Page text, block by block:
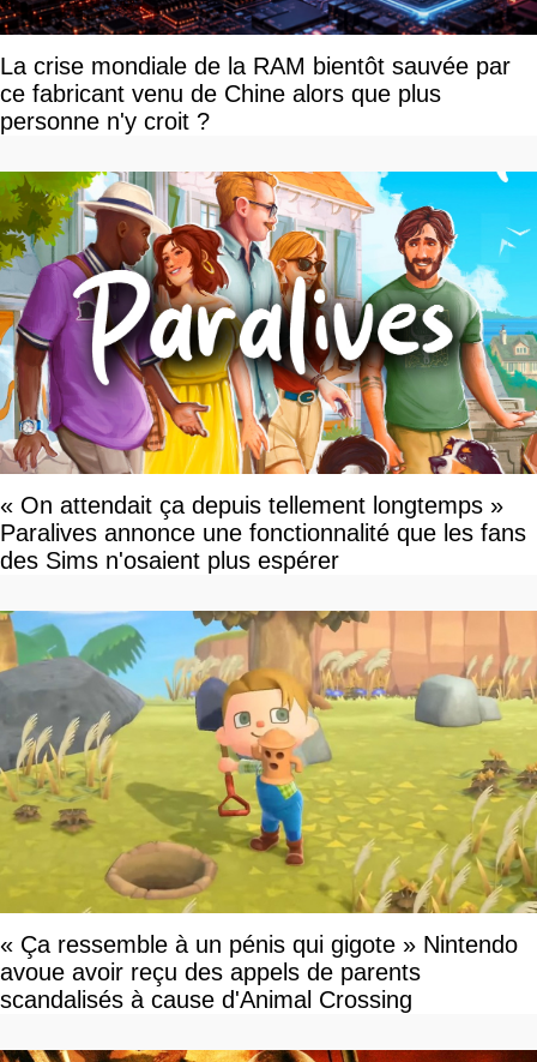
La crise mondiale de la RAM bientôt sauvée par
ce fabricant venu de Chine alors que plus
personne n'y croit ?
« On attendait ça depuis tellement longtemps »
Paralives annonce une fonctionnalité que les fans
des Sims n'osaient plus espérer
« Ça ressemble à un pénis qui gigote » Nintendo
avoue avoir reçu des appels de parents
scandalisés à cause d'Animal Crossing